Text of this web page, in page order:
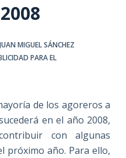
MIGUEL SÁNCHEZ
PARA EL
de los agoreros a
en el año 2008,
con algunas
próximo año. Para ello,